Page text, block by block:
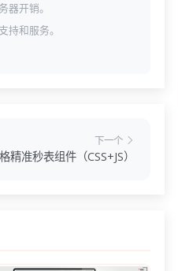
器开销。
和服务。
下一个
精准秒表组件（CSS+JS）